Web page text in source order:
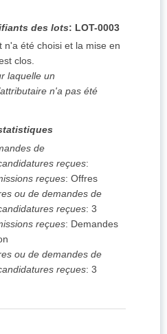
des lots: LOT-0003
n'a été choisi et la mise en
clos.
laquelle un
n'a pas été
de
reçues:
reçues: Offres
ou de demandes de
reçues: 3
reçues: Demandes
ou de demandes de
reçues: 3